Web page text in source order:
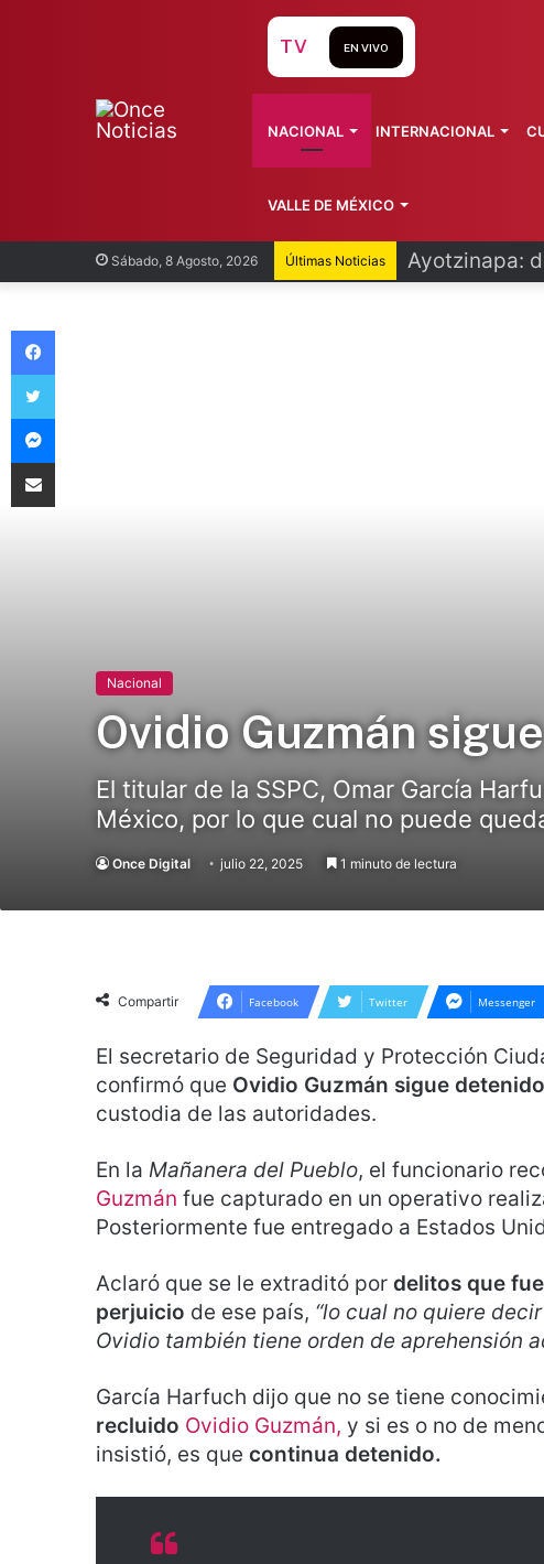
Sábado, 8 Agosto, 2026 Últimas Noticias Infantino se
TV EN VIVO
NACIONAL INTERNACIONAL
VALLE DE MÉXICO
Nacional
Ovidio Guzmán
El titular de la SSPC, Omar García
México, por lo que cual no puede
Once Digital julio 22, 2025 1 minuto de lectura
Compartir Facebook Twitter Messenger
El secretario de Seguridad y Protección
confirmó que Ovidio Guzmán sigue
custodia de las autoridades.
En la Mañanera del Pueblo, el funcionario
Guzmán fue capturado en un operativo
Posteriormente fue entregado a Estados
Aclaró que se le extraditó por delitos que
perjuicio de ese país, “lo cual no quiere
Ovidio también tiene orden de aprehensión
García Harfuch dijo que no se tiene
recluido Ovidio Guzmán, y si es o no de
insistió, es que continua detenido.
Facebook
Twitter
Messenger
Compartir vía Email